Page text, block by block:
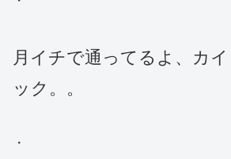
月イチで通ってるよ、カ
ック。。
・